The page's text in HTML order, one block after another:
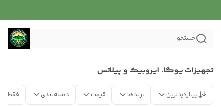
جستجو
تجهیزات یوگا، ایروبیک و پیلاتس
پربازدیدترین برندها قیمت دسته‌بندی فقط